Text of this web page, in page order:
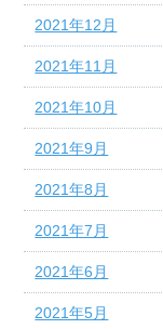
2021年12月
2021年11月
2021年10月
2021年9月
2021年8月
2021年7月
2021年6月
2021年5月